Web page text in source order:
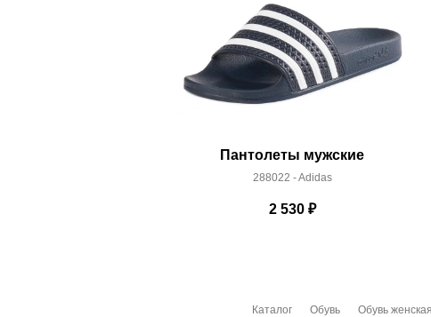
Пантолеты мужские
288022 - Adidas
2 530₽
Каталог Обувь Обувь женская